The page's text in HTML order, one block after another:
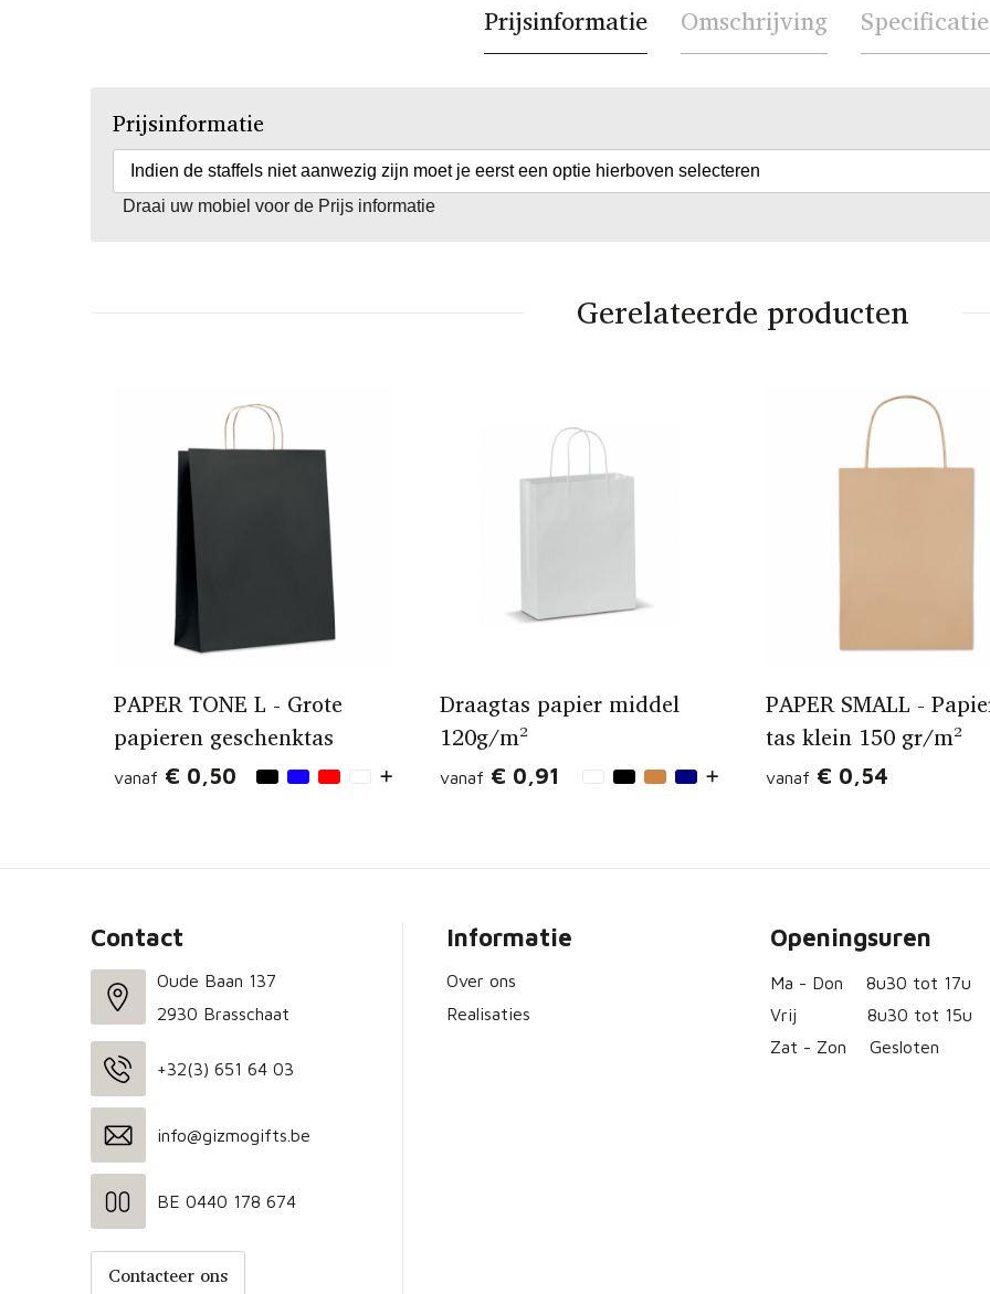
Prijsinformatie Omschrijving
Prijsinformatie
Indien de staffels niet aanwezig zijn moet je eerst een optie hierboven selecteren
Draai uw mobiel voor de Prijs informatie
Gerelateerde producten
PAPER TONE L - Grote
papieren geschenktas
vanaf € 0,50
Draagtas papier middel
120g/m²
vanaf € 0,91
PAPER SMALL -
tas klein 150 gr/m²
vanaf € 0,54
Contact
Oude Baan 137
2930 Brasschaat
+32(3) 651 64 03
info@gizmogifts.be
BE 0440 178 674
Contacteer ons
Informatie
Over ons
Realisaties
Openingsuren
Ma - Don
8u30 tot 17u
Vrij
8u30 tot 15u
Zat - Zon
Gesloten